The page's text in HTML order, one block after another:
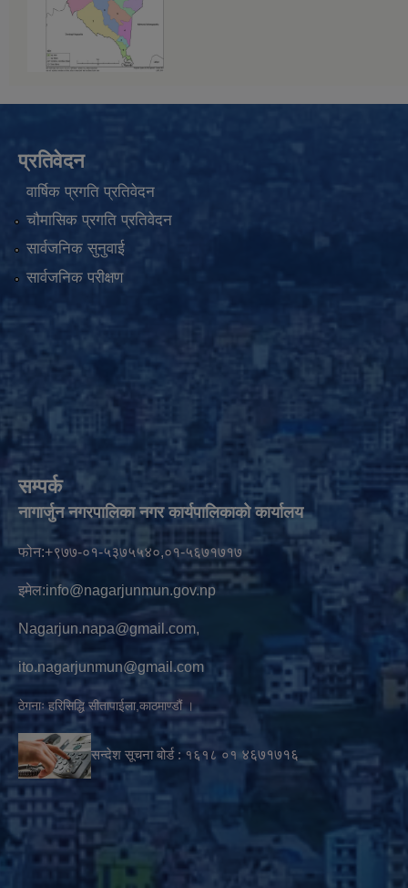
प्रतिवेदन
वार्षिक प्रगति प्रतिवेदन
चौमासिक प्रगति प्रतिवेदन
सार्वजनिक सुनुवाई
सार्वजनिक परीक्षण
सम्पर्क
नागार्जुन नगरपालिका नगर कार्यपालिकाको कार्यालय
फोन:+९७७-०१-५३७५५४०,०१-५६७१७१७
इमेल:info@nagarjunmun.gov.np
Nagarjun.napa@gmail.com,
ito.nagarjunmun@gmail.com
ठेगनाः हरिसिद्धि सीतापाईला,काठमाण्डौं ।
सन्देश सूचना बोर्ड : १६१८ ०१ ४६७१७१६